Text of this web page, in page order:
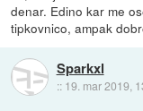
denar. Edino kar me
tipkovnico, ampak
Sparkxl
:: 19. mar 2019,